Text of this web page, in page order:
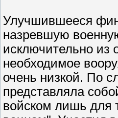
Улучшившееся
назревшую
исключительно из
необходимое
очень низкой. По
представляла
войском лишь для